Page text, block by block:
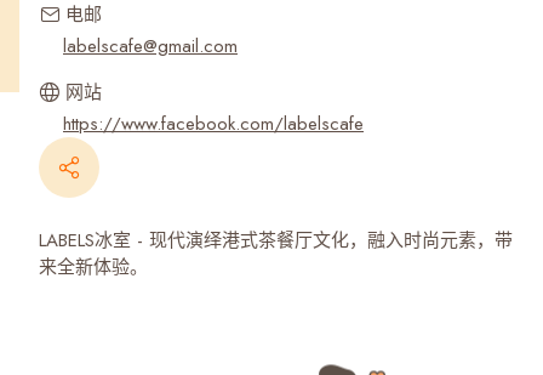
电邮
labelscafe@gmail.com
网站
https://www.facebook.com/labelscafe
LABELS冰室 - 现代演绎港式茶餐厅文化，融入时尚元素，带
来全新体验。